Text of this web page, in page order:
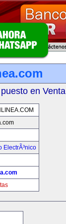
en Venta
ElectrÃ³nico